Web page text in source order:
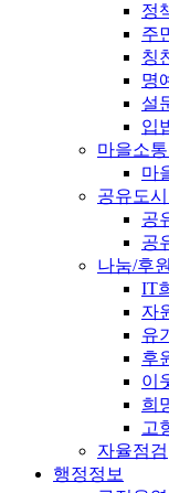
정
주
칭
명
설
입
마을소
마
공유도
공
공
나눔/후원
IT
자
유
후
이
희
고
자율점검
행정정보